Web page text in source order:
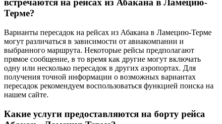
встречаются на рейсах из Абакана в Ламецию-
Терме?
Варианты пересадок на рейсах из Абакана в Ламецию-Терме
могут различаться в зависимости от авиакомпании и
выбранного маршрута. Некоторые рейсы предполагают
прямое сообщение, в то время как другие могут включать
одну или несколько пересадок в других аэропортах. Для
получения точной информации о возможных вариантах
пересадок рекомендуем воспользоваться функцией поиска на
нашем сайте.
Какие услуги предоставляются на борту рейса